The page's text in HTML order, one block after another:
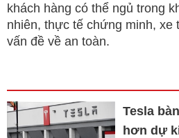
khách hàng có thể ngủ trong
nhiên, thực tế chứng minh, xe
vấn đề về an toàn.
Tesla
hơn dự